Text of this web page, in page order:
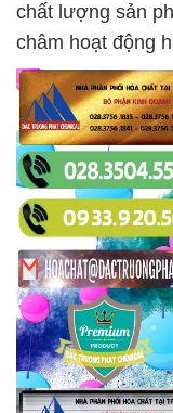
chất lượng sản
châm hoạt động